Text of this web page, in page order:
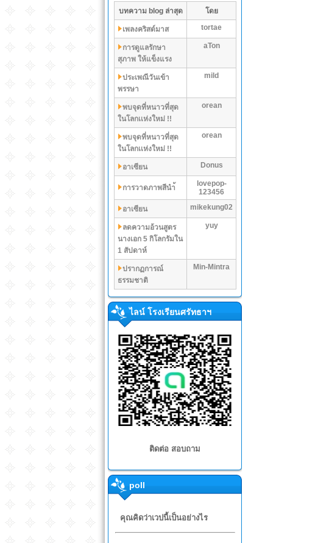
บทความ blog ล่าสุด โดย
เพลงคริสต์มาส tortae
การดูแลรักษา
สุภาพ ให้แข็งแรง
aTon
ประเพณีวันเข้า
พรรษา
mild
พบจุดที่หนาวที่สุด
ในโลกเเห่งใหม่ !!
orean
พบจุดที่หนาวที่สุด
ในโลกเเห่งใหม่ !!
orean
อาเซียน Donus
การวาดภาพสีนำ้
lovepop-
123456
อาเซียน
mikekung02
ลดความอ้วนสูตร
นางเอก 5 กิโลกรัมใน
1 สัปดาห์
yuy
ปรากฏการณ์
ธรรมชาติ
Min-Mintra
ไลน์ โรงเรียนศรัทธาฯ
ติดต่อ สอบถาม
poll
คุณคิดว่าเวปนี้เป็นอย่างไร